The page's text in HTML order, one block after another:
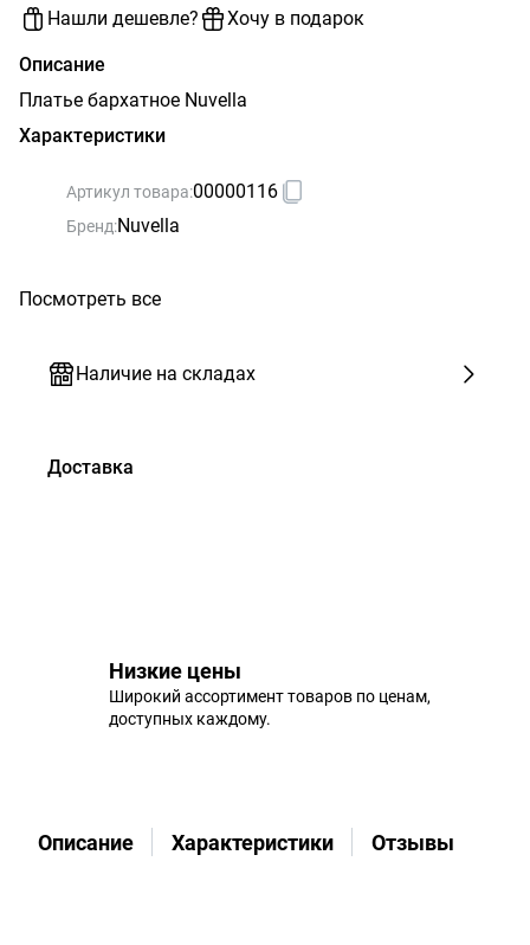
Нашли дешевле? Хочу в подарок
Описание
Платье бархатное Nuvella
Характеристики
Артикул товара:00000116
Бренд:Nuvella
Посмотреть все
Наличие на складах
Доставка
Низкие цены
Широкий ассортимент товаров по ценам,
доступных каждому.
Описание Характеристики Отзывы